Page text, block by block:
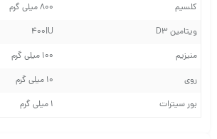
کلسیم
800 میلی گرم
ویتامین D3
400IU
منیزیم
100 میلی گرم
روی
10 میلی گرم
بور سیترات
1 میلی گرم